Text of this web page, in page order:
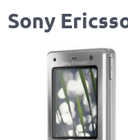
Sony